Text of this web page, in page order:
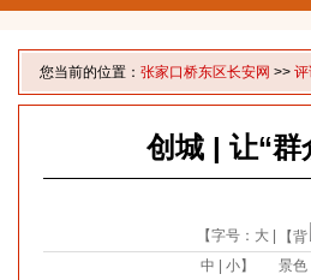
您当前的位置： 张家口桥东区长安网 >>
创城 | 让“群
【字号： 大
中
小】
【背
景色